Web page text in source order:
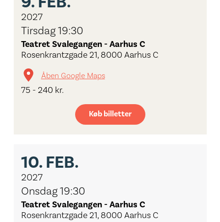
2027
Tirsdag 19:30
Teatret Svalegangen - Aarhus C
Rosenkrantzgade 21, 8000 Aarhus C
Åben Google Maps
75 - 240 kr.
Køb billetter
10. FEB.
2027
Onsdag 19:30
Teatret Svalegangen - Aarhus C
Rosenkrantzgade 21, 8000 Aarhus C